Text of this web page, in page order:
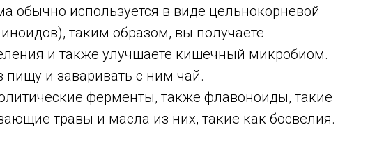
обычно используется в виде цельнокорневой
таким образом, вы получаете
и также улучшаете кишечный микробиом.
и заваривать с ним чай.
ферменты, также флавоноиды, такие
травы и масла из них, такие как босвелия.